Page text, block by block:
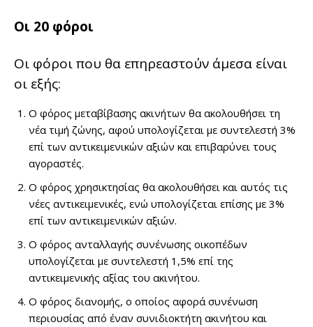
Οι 20 φόροι
Οι φόροι που θα επηρεαστούν άμεσα είναι
οι εξής:
Ο φόρος μεταβίβασης ακινήτων θα ακολουθήσει τη
νέα τιμή ζώνης, αφού υπολογίζεται με συντελεστή 3%
επί των αντικειμενικών αξιών και επιβαρύνει τους
αγοραστές.
Ο φόρος χρησικτησίας θα ακολουθήσει και αυτός τις
νέες αντικειμενικές, ενώ υπολογίζεται επίσης με 3%
επί των αντικειμενικών αξιών.
Ο φόρος ανταλλαγής συνένωσης οικοπέδων
υπολογίζεται με συντελεστή 1,5% επί της
αντικειμενικής αξίας του ακινήτου.
Ο φόρος διανομής, ο οποίος αφορά συνένωση
περιουσίας από έναν συνιδιοκτήτη ακινήτου και